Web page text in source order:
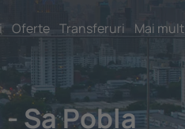
Oferte Transferuri Mai mult
Sa Pobla